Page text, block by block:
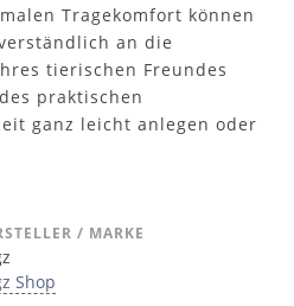
Tragekomfort können
an die
tierischen Freundes
praktischen
ganz leicht anlegen oder
/ MARKE
Shop